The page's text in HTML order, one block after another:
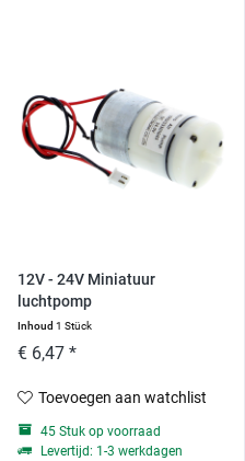
12V - 24V Miniatuur
luchtpomp
Luchtdrukgenerator
Inhoud 1 Stück
€ 6,47 *
Toevoegen aan watchlist
45 Stuk op voorraad
Levertijd: 1-3 werkdagen